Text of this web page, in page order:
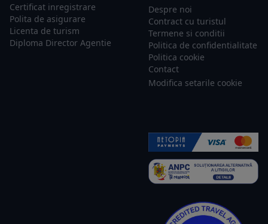
Certificat inregistrare
Polita de asigurare
Licenta de turism
Diploma Director Agentie
Despre noi
Contract cu turistul
Termene si conditii
Politica de confidentialitate
Politica cookie
Contact
Modifica setarile cookie